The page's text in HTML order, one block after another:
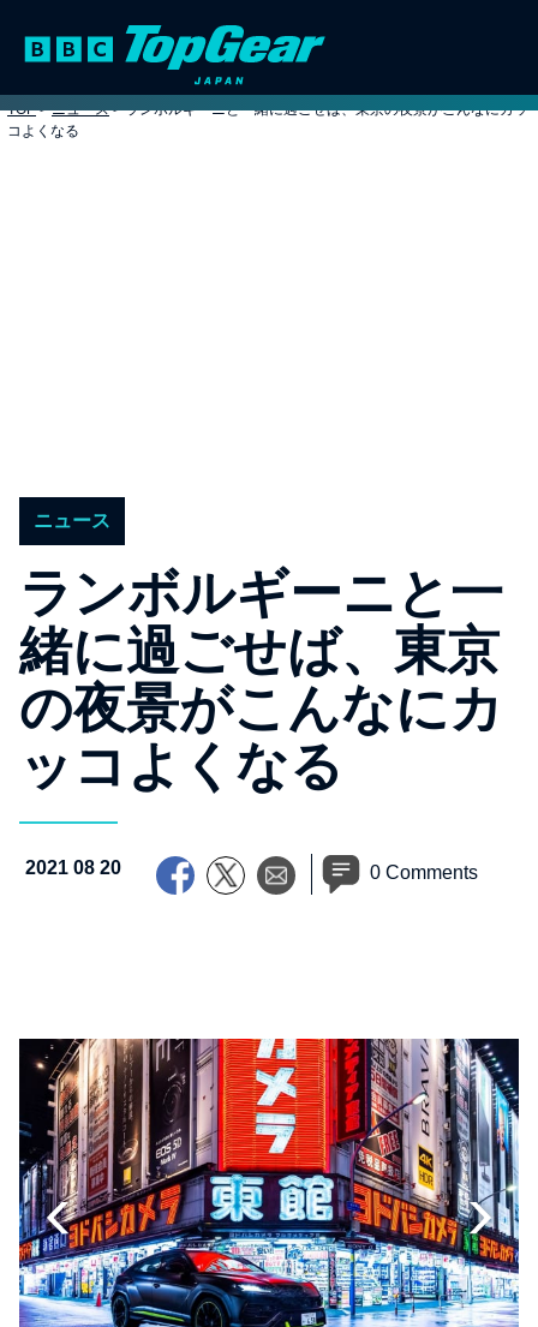
TOP > ニュース > ランボルギーニと一緒に過ごせば、東京の夜景がこんなにカッ
コよくなる
ニュース
ランボルギーニと一
緒に過ごせば、東京
の夜景がこんなにカ
ッコよくなる
2021 08 20 0 Comments